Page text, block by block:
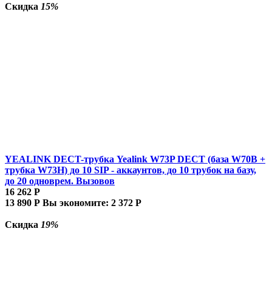
Скидка 15%
YEALINK DECT-трубка Yealink W73P DECT (база W70B +
трубка W73H) до 10 SIP - аккаунтов, до 10 трубок на базу,
до 20 одноврем. Вызовов
16 262 Р
13 890 Р Вы экономите: 2 372 Р
Скидка 19%